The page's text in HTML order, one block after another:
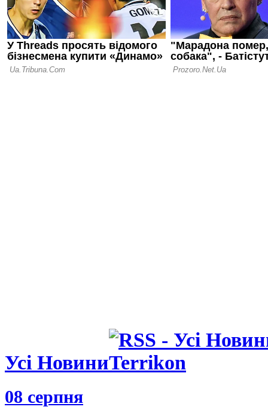
пішов
Усі Новини
08 серпня